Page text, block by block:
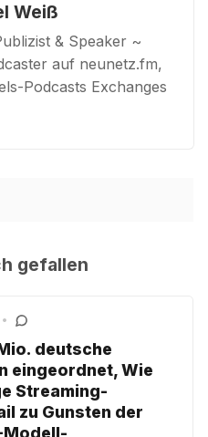
Weiß
& Speaker ~
auf neunetz.fm,
Podcasts Exchanges
gefallen
•
deutsche
eingeordnet, Wie
Streaming-
zu Gunsten der
Modell-